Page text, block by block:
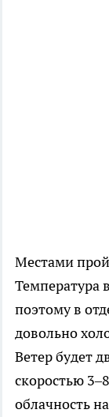
Местами
Температура
поэтому в
довольно
Ветер будет
скоростью
облачность